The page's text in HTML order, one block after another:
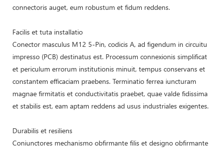
connectoris auget, eum robustum et fidum reddens.
Facilis et tuta installatio
Conector masculus M12 5-Pin, codicis A, ad figendum in circuitu
impresso (PCB) destinatus est. Processum connexionis simplificat
et periculum errorum institutionis minuit, tempus conservans et
constantem efficaciam praebens. Terminatio ferrea iuncturam
magnae firmitatis et conductivitatis praebet, quae valde fidissima
et stabilis est, eam aptam reddens ad usus industriales exigentes.
Durabilis et resiliens
Coniunctores mechanismo obfirmante filis et designo obfirmante